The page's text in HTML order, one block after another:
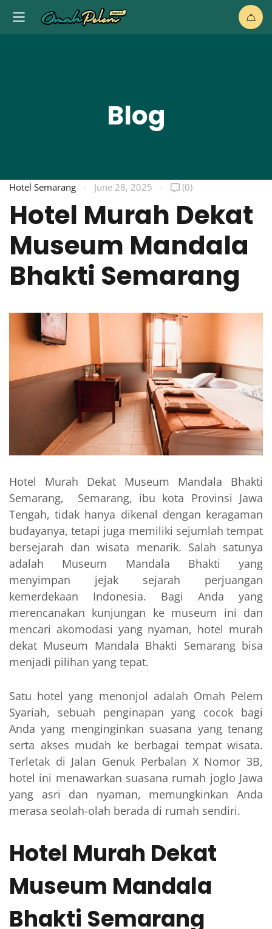
Blog
Hotel Semarang June 28, 2025 (0)
Hotel Murah Dekat
Museum Mandala
Bhakti Semarang
Hotel Murah Dekat Museum Mandala Bhakti
Semarang, Semarang, ibu kota Provinsi Jawa
Tengah, tidak hanya dikenal dengan keragaman
budayanya, tetapi juga memiliki sejumlah tempat
bersejarah dan wisata menarik. Salah satunya
adalah Museum Mandala Bhakti yang
menyimpan jejak sejarah perjuangan
kemerdekaan Indonesia. Bagi Anda yang
merencanakan kunjungan ke museum ini dan
mencari akomodasi yang nyaman, hotel murah
dekat Museum Mandala Bhakti Semarang bisa
menjadi pilihan yang tepat.
Satu hotel yang menonjol adalah Omah Pelem
Syariah, sebuah penginapan yang cocok bagi
Anda yang menginginkan suasana yang tenang
serta akses mudah ke berbagai tempat wisata.
Terletak di Jalan Genuk Perbalan X Nomor 3B,
hotel ini menawarkan suasana rumah joglo Jawa
yang asri dan nyaman, memungkinkan Anda
merasa seolah-olah berada di rumah sendiri.
Hotel Murah Dekat
Museum Mandala
Bhakti Semarang